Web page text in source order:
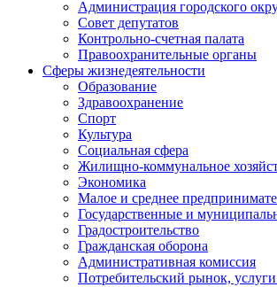
Администрация городcкого
Совет депутатов
Контрольно-счетная палата
Правоохранительные органы
Сферы жизнедеятельности
Образование
Здравоохранение
Спорт
Культура
Социальная сфера
Жилищно-коммунальное
Экономика
Малое и среднее
Государственные и
Градостроительство
Гражданская оборона
Административная комиссия
Потребительский рынок,